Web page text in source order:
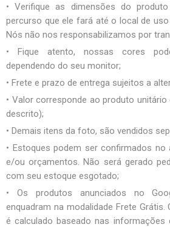
• Verifique as dimensões do
percurso que ele fará até o local de
Nós não nos responsabilizamos por
• Fique atento, nossas cores
dependendo do seu monitor;
• Frete e prazo de entrega sujeitos a
• Valor corresponde ao produto
descrito);
• Demais itens da foto, são vendidos
• Estoques podem ser confirmados
e/ou orçamentos. Não será gerado
com seu estoque esgotado;
• Os produtos anunciados no
enquadram na modalidade Frete
é calculado baseado nas informações